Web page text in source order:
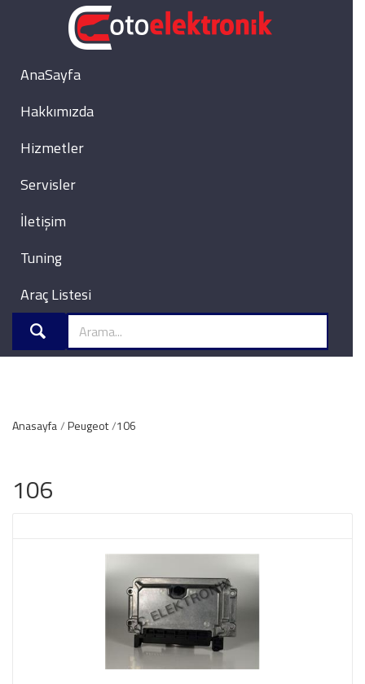
AnaSayfa
Hakkımızda
Hizmetler
Servisler
İletişim
Tuning
Araç Listesi
Anasayfa Peugeot 106
106